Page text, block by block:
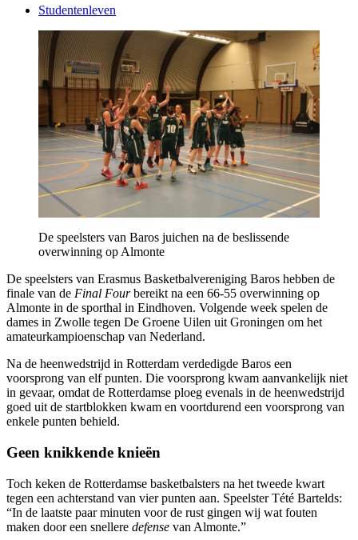
Studentenleven
De speelsters van Baros juichen na de beslissende
overwinning op Almonte
De speelsters van Erasmus Basketbalvereniging Baros hebben de
finale van de Final Fourbereikt na een 66-55 overwinning op
Almonte in de sporthal in Eindhoven. Volgende week spelen de
dames in Zwolle tegen De Groene Uilen uit Groningen om het
amateurkampioenschap van Nederland.
Na de heenwedstrijd in Rotterdam verdedigde Baros een
voorsprong van elf punten. Die voorsprong kwam aanvankelijk niet
in gevaar, omdat de Rotterdamse ploeg evenals in de heenwedstrijd
goed uit de startblokken kwam en voortdurend een voorsprong van
enkele punten behield.
Geen knikkende knieën
Toch keken de Rotterdamse basketbalsters na het tweede kwart
tegen een achterstand van vier punten aan. Speelster Tété Bartelds:
“In de laatste paar minuten voor de rust gingen wij wat fouten
maken door een snellere defense van Almonte.”